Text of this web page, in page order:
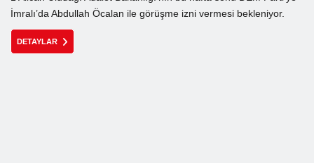
İmralı’da Abdullah Öcalan ile görüşme izni vermesi bekleniyor.
DETAYLAR